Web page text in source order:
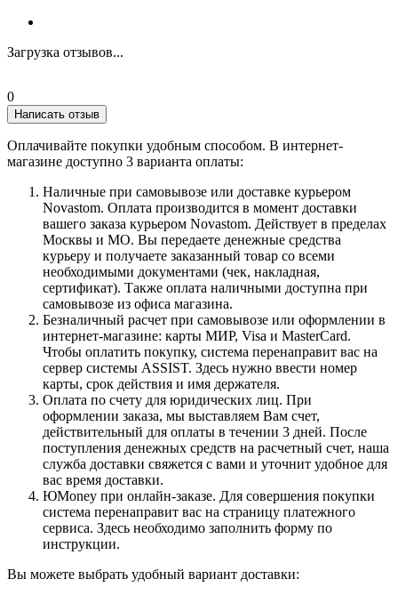
Загрузка отзывов...
0
Написать отзыв
Оплачивайте покупки удобным способом. В интернет-
магазине доступно 3 варианта оплаты:
Наличные при самовывозе или доставке курьером
Novastom. Оплата производится в момент доставки
вашего заказа курьером Novastom. Действует в пределах
Москвы и МО. Вы передаете денежные средства
курьеру и получаете заказанный товар со всеми
необходимыми документами (чек, накладная,
сертификат). Также оплата наличными доступна при
самовывозе из офиса магазина.
Безналичный расчет при самовывозе или оформлении в
интернет-магазине: карты МИР, Visa и MasterCard.
Чтобы оплатить покупку, система перенаправит вас на
сервер системы ASSIST. Здесь нужно ввести номер
карты, срок действия и имя держателя.
Оплата по счету для юридических лиц. При
оформлении заказа, мы выставляем Вам счет,
действительный для оплаты в течении 3 дней. После
поступления денежных средств на расчетный счет, наша
служба доставки свяжется с вами и уточнит удобное для
вас время доставки.
ЮMoney при онлайн-заказе. Для совершения покупки
система перенаправит вас на страницу платежного
сервиса. Здесь необходимо заполнить форму по
инструкции.
Вы можете выбрать удобный вариант доставки: